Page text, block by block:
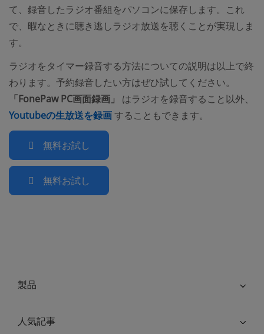
て、録音したラジオ番組をパソコンに保存します。これ
で、暇なときに聴き逃しラジオ放送を聴くことが実現しま
す。
ラジオをタイマー録音する方法についての説明は以上で終
わります。予約録音したい方はぜひ試してください。
「FonePaw PC画面録画」
はラジオを録音すること以外、
Youtubeの生放送を録画(opens new window)
することもできます。
無料お試し
無料お試し
製品
人気記事